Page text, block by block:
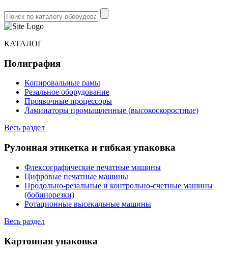
КАТАЛОГ
Полиграфия
Копировальные рамы
Резальное оборудование
Проявочные процессоры
Ламинаторы промышленные (высокоскоростные)
Весь раздел
Рулонная этикетка и гибкая упаковка
Флексографические печатные машины
Цифровые печатные машины
Продольно-резальные и контрольно-счетные машины
(бобинорезки)
Ротационные высекальные машины
Весь раздел
Картонная упаковка